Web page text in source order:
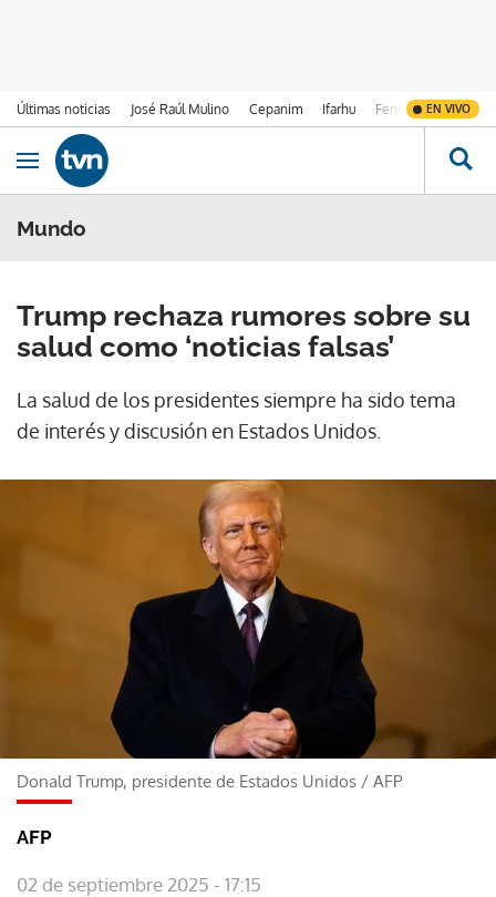
Últimas noticias José Raúl Mulino Cepanim Ifarhu Fenómeno de El
EN VIVO
Ir al contenido
Obrir navegació
Mundo
Trump rechaza rumores sobre su
salud como ‘noticias falsas’
La salud de los presidentes siempre ha sido tema
de interés y discusión en Estados Unidos.
Donald Trump, presidente de Estados Unidos / AFP
AFP
02 de septiembre 2025 - 17:15